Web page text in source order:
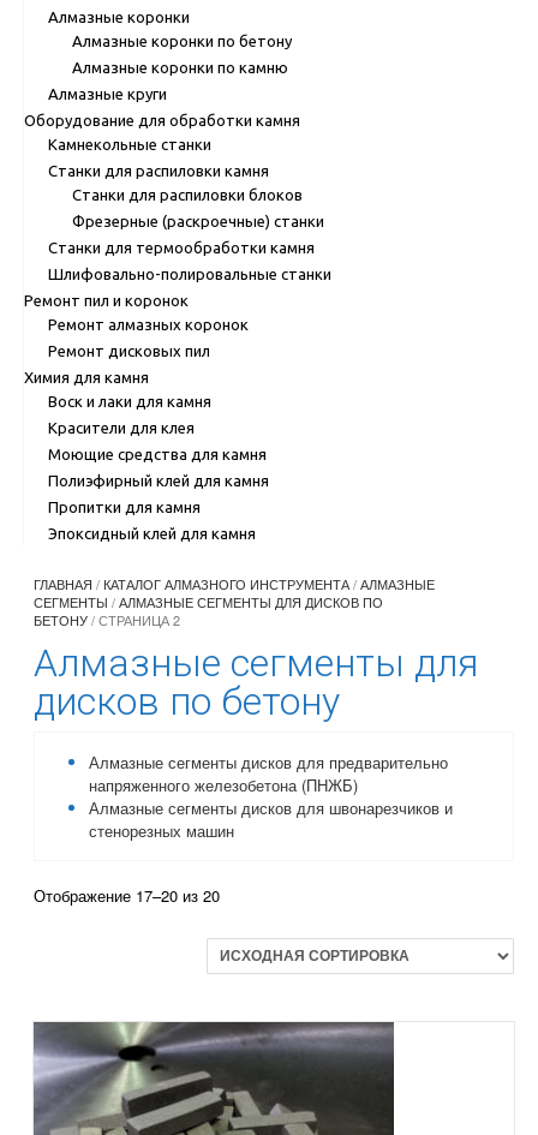
Алмазные коронки
Алмазные коронки по бетону
Алмазные коронки по камню
Алмазные круги
Оборудование для обработки камня
Камнекольные станки
Станки для распиловки камня
Станки для распиловки блоков
Фрезерные (раскроечные) станки
Станки для термообработки камня
Шлифовально-полировальные станки
Ремонт пил и коронок
Ремонт алмазных коронок
Ремонт дисковых пил
Химия для камня
Воск и лаки для камня
Красители для клея
Моющие средства для камня
Полиэфирный клей для камня
Пропитки для камня
Эпоксидный клей для камня
ГЛАВНАЯ / КАТАЛОГ АЛМАЗНОГО ИНСТРУМЕНТА/АЛМАЗНЫЕ
СЕГМЕНТЫ /АЛМАЗНЫЕ СЕГМЕНТЫ ДЛЯ ДИСКОВ ПО
БЕТОНУ/ СТРАНИЦА 2
Алмазные сегменты для
дисков по бетону
Алмазные сегменты дисков для предварительно
напряженного железобетона (ПНЖБ)
Алмазные сегменты дисков для швонарезчиков и
стенорезных машин
Отображение 17–20 из 20